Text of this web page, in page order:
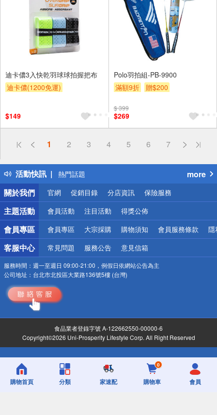
迪卡儂3入快乾羽球球拍握把布
迪卡儂(1200免運)
$149
Polo羽拍組-PB-9900
滿額9折
贈$200
$ 399
$269
1 2 3 4 5 6 7
活動快訊
偏遠地區配送
得獎公告
熱門話題
銀行優惠
偏遠地區配送
詐騙網頁！請小心！
more
關於我們
官網 促銷目錄 分店資訊 保險服務
主題活動 會員活動 注目活動 得獎公佈
會員專區 會員專區 大宗採購 購物須知 會員服務條款 隱
客服中心 常見問題 服務公告 意見信箱
服務時間： 週一至週日 09:00-21:00，例假日依網站公告為主
公司地址： 台北市北投區大業路136號5樓 (台灣)
食品業者登錄字號 A-122662550-00000-6
Copyright©2026 Uni-Prosperity Lifestyle Corp. All Right Reserved
購物首頁 分類 家速配
0
購物車 會員